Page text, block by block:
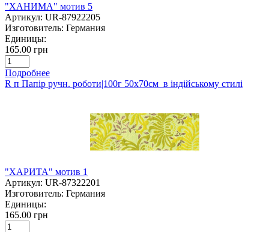
"ХАНИМА" мотив 5
Артикул: UR-87922205
Изготовитель: Германия
Единицы:
165.00 грн
Подробнее
R п Папір ручн. роботи|100г 50х70см в індійському стилі
"ХАРИТА" мотив 1
Артикул: UR-87322201
Изготовитель: Германия
Единицы:
165.00 грн